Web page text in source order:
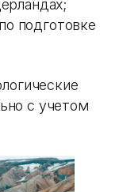
подготовке
с учетом